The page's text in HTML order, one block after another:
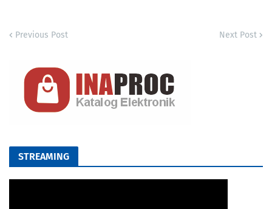
Previous Post Next Post
STREAMING